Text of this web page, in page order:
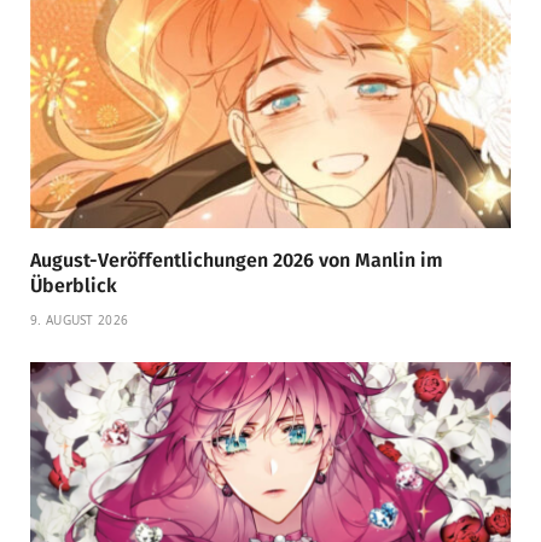
August-Veröffentlichungen 2026 von Manlin im
Überblick
9. AUGUST 2026